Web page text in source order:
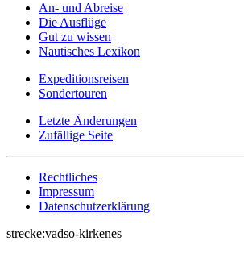
An- und Abreise
Die Ausflüge
Gut zu wissen
Nautisches Lexikon
Expeditionsreisen
Sondertouren
Letzte Änderungen
Zufällige Seite
Rechtliches
Impressum
Datenschutzerklärung
strecke:vadso-kirkenes